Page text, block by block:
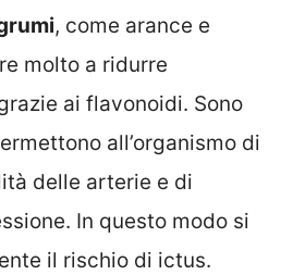
, come arance e
molto a ridurre
ai flavonoidi. Sono
all’organismo di
delle arterie e di
In questo modo si
il rischio di ictus.